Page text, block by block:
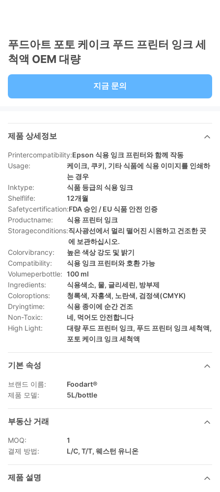
푸드아트 포토 케이크 푸드 프린터 잉크 세
척액 OEM 대량
지금 문의
제품 상세정보
Printercompatibility:Epson 식용 잉크 프린터와 함께 작동
Usage:
케이크, 쿠키, 기타 식품에 식용 이미지를 인쇄하
는 경우
Inktype:
식품 등급의 식용 잉크
Shelflife:
12개월
Safetycertification:FDA 승인 / EU 식품 안전 인증
Productname:
식용 프린터 잉크
Storageconditions:직사광선에서 멀리 떨어진 시원하고 건조한 곳
에 보관하십시오.
Colorvibrancy:
높은 색상 강도 및 밝기
Compatibility:
식용 잉크 프린터와 호환 가능
Volumeperbottle: 100 ml
Ingredients:
식용색소, 물, 글리세린, 방부제
Coloroptions:
청록색, 자홍색, 노란색, 검정색(CMYK)
Dryingtime:
식용 종이에 순간 건조
Non-Toxic:
네, 먹어도 안전합니다
High Light:
대량 푸드 프린터 잉크, 푸드 프린터 잉크 세척액,
포토 케이크 잉크 세척액
기본 속성
브랜드 이름:
Foodart®
제품 모델:
5L/bottle
부동산 거래
MOQ:
1
결제 방법:
L/C, T/T, 웨스턴 유니온
제품 설명